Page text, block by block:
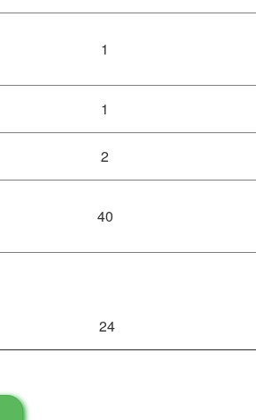
1
1
2
40
24